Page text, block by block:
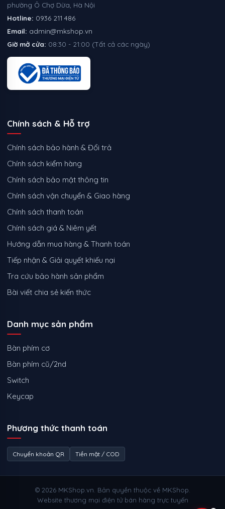
phường Ô Chợ Dừa, Hà Nội
Hotline: 0936 211 486
Email: admin@mkshop.vn
Giờ mở cửa: 08:30 - 21:00 (Tất cả các ngày)
Chính sách & Hỗ trợ
Chính sách bảo hành & Đổi trả
Chính sách kiểm hàng
Chính sách bảo mật thông tin
Chính sách vận chuyển & Giao hàng
Chính sách thanh toán
Chính sách giá & Niêm yết
Hướng dẫn mua hàng & Thanh toán
Tiếp nhận & Giải quyết khiếu nại
Tra cứu bảo hành sản phẩm
Bài viết chia sẻ kiến thức
Danh mục sản phẩm
Bàn phím cơ
Bàn phím cũ/2nd
Switch
Keycap
Phương thức thanh toán
Chuyển khoản QR Tiền mặt / COD
© 2026 MKShop.vn. Bản quyền thuộc về MKShop.
Website thương mại điện tử bán hàng trực tuyến